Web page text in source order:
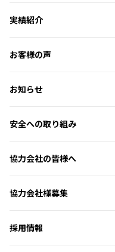
実績紹介
お客様の声
お知らせ
安全への取り組み
協力会社の皆様へ
協力会社様募集
採用情報